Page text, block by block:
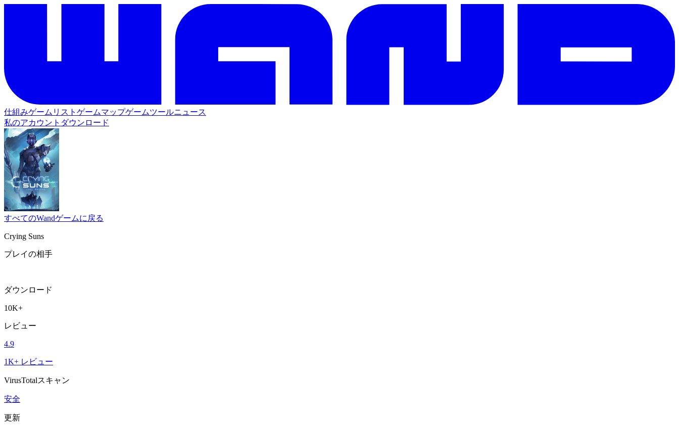
仕組みゲームリスト ゲームマップゲームツールニュース
私のアカウント ダウンロード
すべてのWandゲームに戻る
Crying Suns
プレイの相手
ダウンロード
10K+
レビュー
4.9
1K+ レビュー
VirusTotalスキャン
安全
更新